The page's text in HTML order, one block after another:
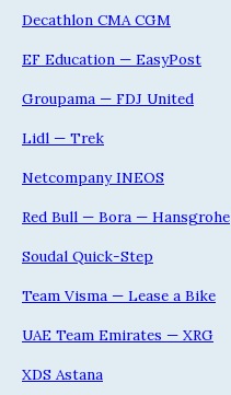
Decathlon CMA CGM
EF Education — EasyPost
Groupama — FDJ United
Lidl — Trek
Netcompany INEOS
Red Bull — Bora — Hansgrohe
Soudal Quick-Step
Team Visma — Lease a Bike
UAE Team Emirates — XRG
XDS Astana